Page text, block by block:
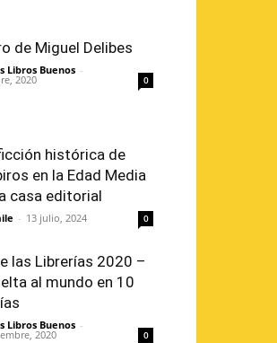
de Miguel Delibes
Libros Buenos -
2020 0
histórica de
en la Edad Media
casa editorial
- 13 julio, 2024 0
las Librerías 2020 –
al mundo en 10
Libros Buenos -
2020 0